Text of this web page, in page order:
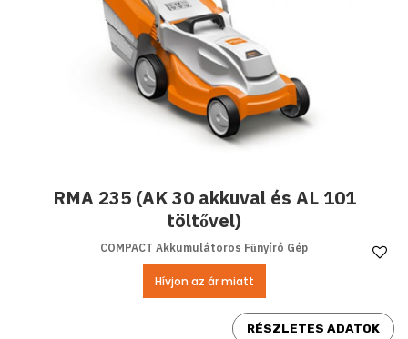
RMA 235 (AK 30 akkuval és AL 101
töltővel)
COMPACT Akkumulátoros Fűnyíró Gép
Hívjon az ár miatt
RÉSZLETES ADATOK